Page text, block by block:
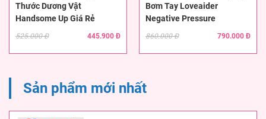
Thước Dương Vật
Handsome Up Giá Rẻ
525.000 Đ 445.900 Đ
Bơm Tay Loveaider
Negative Pressure
860.000 Đ 790.000 Đ
Sản phẩm mới nhất